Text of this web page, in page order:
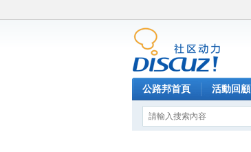
公路邦首頁 活動回顧